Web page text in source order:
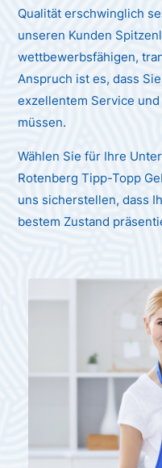
Qualität erschwinglich
unseren Kunden
wettbewerbsfähigen,
Anspruch ist es, dass
exzellentem Service
müssen.
Wählen Sie für Ihre
Rotenberg Tipp-Topp
uns sicherstellen, dass
bestem Zustand